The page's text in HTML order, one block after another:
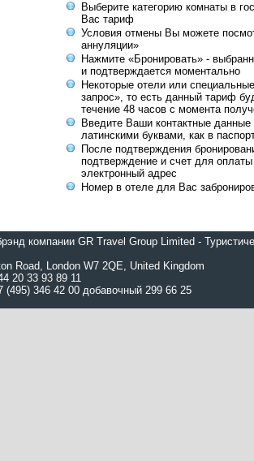
Выберите категорию комнаты в
Вас тариф
Условия отмены Вы можете
аннуляции»
Нажмите «Бронировать» -
и подтверждается моментально
Некоторые отели или
запрос», то есть данный тариф
течение 48 часов с момента
Введите Ваши контактные данные
латинскими буквами, как в
После подтверждения
подтверждение и счет для
электронный адрес
Номер в отеле для Вас
компании GR Travel Group Limited -
Road, London W7 2QE, United Kingdom
20 33 93 89 11
346 42 00 добавочный 299 66 25